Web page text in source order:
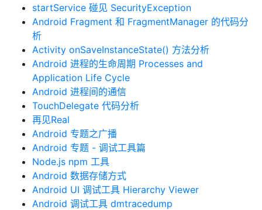
startService 碰见 SecurityException
Android Fragment 和 FragmentManager 的代码分
析
Activity onSaveInstanceState() 方法分析
Android 进程的生命周期 Processes and
Application Life Cycle
Android 进程间的通信
TouchDelegate 代码分析
再见Real
Android 专题之广播
Android 专题 - 调试工具篇
Node.js npm 工具
Android 数据存储方式
Android UI 调试工具 Hierarchy Viewer
Android 调试工具 dmtracedump